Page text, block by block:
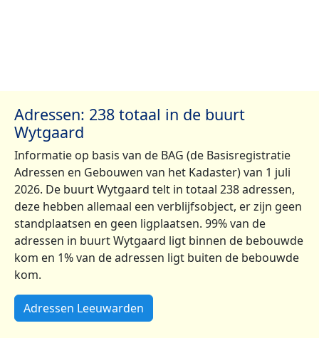
Adressen: 238 totaal in de buurt
Wytgaard
Informatie op basis van de BAG (de Basisregistratie
Adressen en Gebouwen van het Kadaster) van 1 juli
2026. De buurt Wytgaard telt in totaal 238 adressen,
deze hebben allemaal een verblijfsobject, er zijn geen
standplaatsen en geen ligplaatsen. 99% van de
adressen in buurt Wytgaard ligt binnen de bebouwde
kom en 1% van de adressen ligt buiten de bebouwde
kom.
Adressen Leeuwarden